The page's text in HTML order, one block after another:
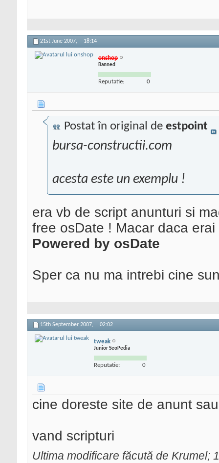
21st June 2007, 18:14
onshop
Banned
Reputatie: 0
Postat în original de estpoint
bursa-constructii.com
acesta este un exemplu !
era vb de script anunturi si
free osDate ! Macar daca
Powered by osDate
Sper ca nu ma intrebi cine
15th September 2007, 02:02
tweak
Junior SeoPedia
Reputatie: 0
cine doreste site de anunt
vand scripturi
Ultima modificare făcută de Krumel;